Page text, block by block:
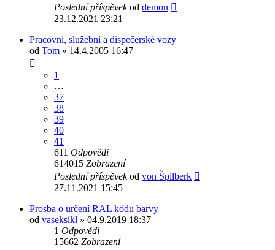
Poslední příspěvekod demon
23.12.2021 23:21
Pracovní, služební a dispečerské vozy
od Tom » 14.4.2005 16:47
1
…
37
38
39
40
41
611 Odpovědi
614015 Zobrazení
Poslední příspěvekod von Špilberk
27.11.2021 15:45
Prosba o určení RAL kódu barvy
od vaseksikl » 04.9.2019 18:37
1 Odpovědi
15662 Zobrazení